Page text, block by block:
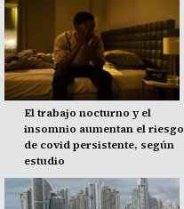
El trabajo nocturno y el
insomnio aumentan el riesgo
de covid persistente, según
estudio